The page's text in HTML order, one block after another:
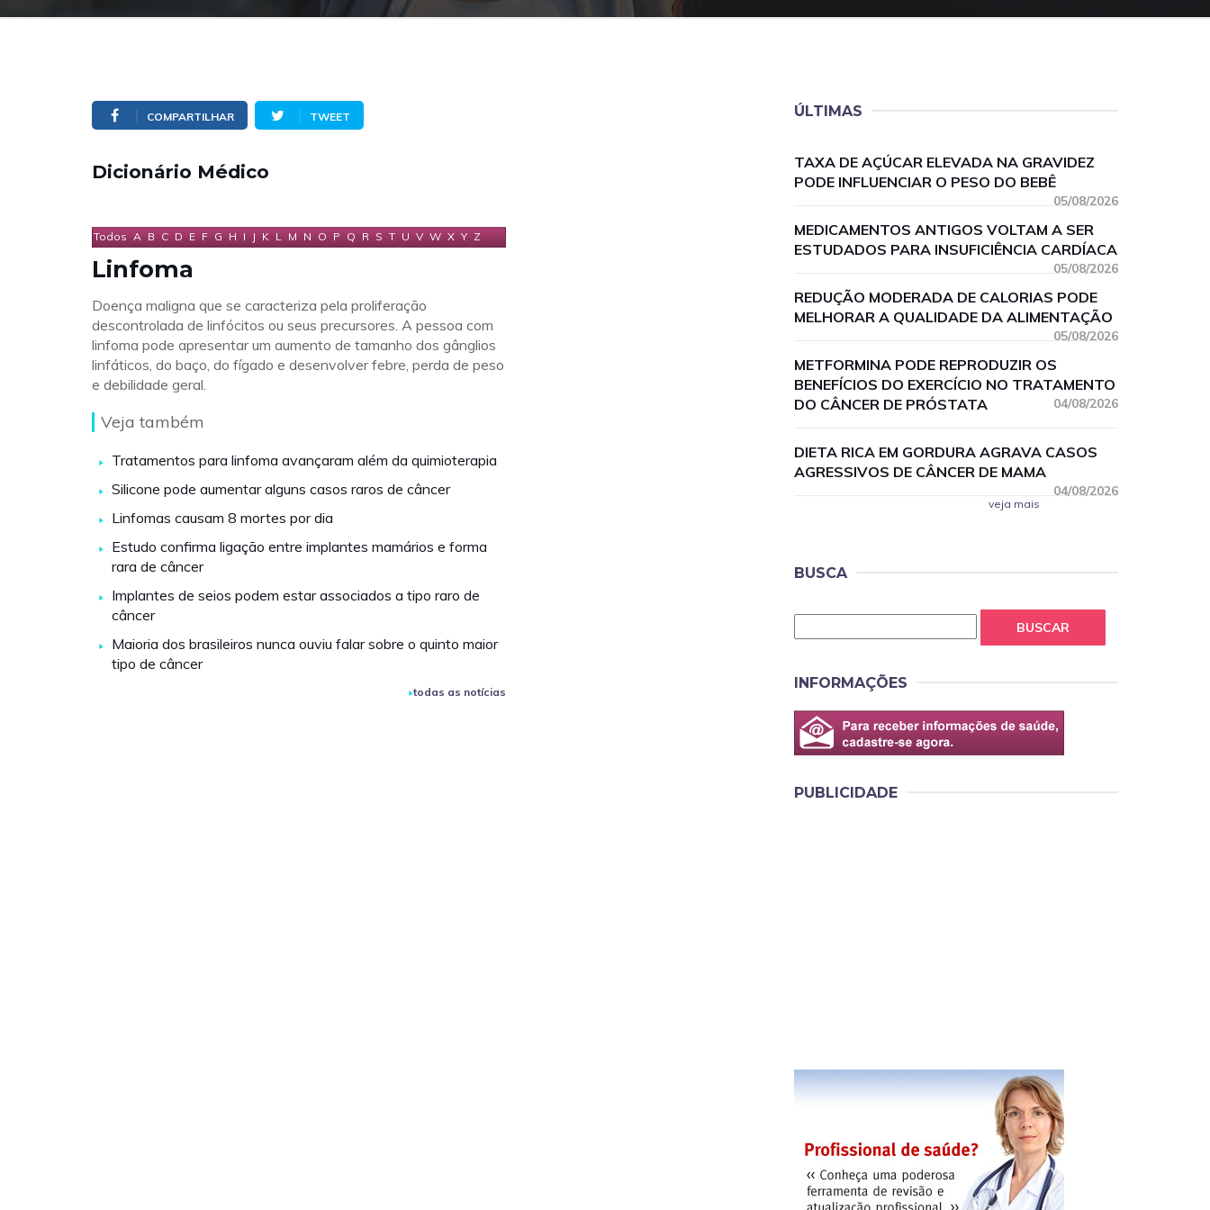
COMPARTILHAR TWEET
Dicionário Médico
Todos A B C D E F G H I J K L M N O P Q R S T U V W X Y Z
Linfoma
Doença maligna que se caracteriza pela proliferação
descontrolada de linfócitos ou seus precursores. A pessoa com
linfoma pode apresentar um aumento de tamanho dos gânglios
linfáticos, do baço, do fígado e desenvolver febre, perda de peso
e debilidade geral.
Veja também
Tratamentos para linfoma avançaram além da quimioterapia
Silicone pode aumentar alguns casos raros de câncer
Linfomas causam 8 mortes por dia
Estudo confirma ligação entre implantes mamários e forma
rara de câncer
Implantes de seios podem estar associados a tipo raro de
câncer
Maioria dos brasileiros nunca ouviu falar sobre o quinto maior
tipo de câncer
todas as notícias
ÚLTIMAS
TAXA DE AÇÚCAR ELEVADA NA GRAVIDEZ
PODE INFLUENCIAR O PESO DO BEBÊ
05/08/2026
MEDICAMENTOS ANTIGOS VOLTAM A SER
ESTUDADOS PARA INSUFICIÊNCIA CARDÍACA
05/08/2026
REDUÇÃO MODERADA DE CALORIAS PODE
MELHORAR A QUALIDADE DA ALIMENTAÇÃO
05/08/2026
METFORMINA PODE REPRODUZIR OS
BENEFÍCIOS DO EXERCÍCIO NO TRATAMENTO
DO CÂNCER DE PRÓSTATA
04/08/2026
DIETA RICA EM GORDURA AGRAVA CASOS
AGRESSIVOS DE CÂNCER DE MAMA
04/08/2026
veja mais
BUSCA
BUSCAR
INFORMAÇÕES
PUBLICIDADE